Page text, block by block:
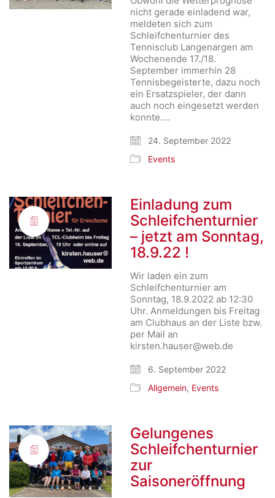
nicht gerade einladend war,
meldeten sich zum
Schleifchenturnier des
Tennisclub Langenargen am
Wochenende 17./18.
September immerhin 28
Tennisbegeisterte, dazu noch
ein Ersatzspieler, der dann
auch noch eingesetzt werden
konnte.…
24. September 2022
Events
Einladung zum
Schleifchenturnier
– jetzt am Sonntag,
18.9.22 !
Wir laden ein zum
Schleifchenturnier am
Sonntag, 18.9.2022 ab 12:30
Uhr. Anmeldungen bis Freitag
am Clubhaus an der Liste bzw.
per Mail an
kirsten.hauser@web.de
6. September 2022
Allgemein, Events
Gelungenes
Schleifchenturnier
zur
Saisoneröffnung